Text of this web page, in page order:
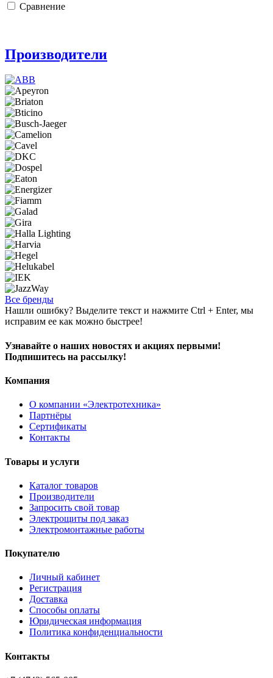
Сравнение
Производители
Все бренды
Нашли ошибку? Выделите текст и нажмите Ctrl + Enter, мы
исправим ее как можно быстрее!
Узнавайте о наших новостях и акциях первыми!
Подпишитесь на рассылку!
Компания
О компании «Электротехника»
Партнёры
Сертификаты
Контакты
Товары и услуги
Каталог товаров
Производители
Запросить свой товар
Электрощиты под заказ
Электромонтажные работы
Покупателю
Личный кабинет
Регистрация
Доставка
Способы оплаты
Юридическая информация
Политика конфиденциальности
Контакты